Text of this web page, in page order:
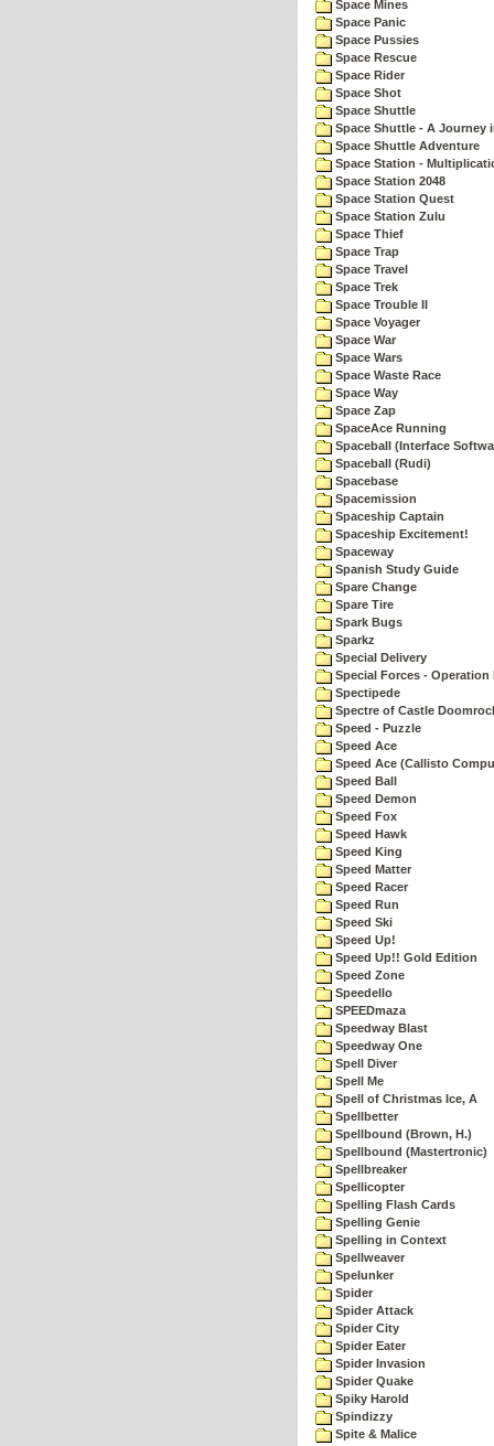
Space Mines
Space Panic
Space Pussies
Space Rescue
Space Rider
Space Shot
Space Shuttle
Space Shuttle - A Journey
Space Shuttle Adventure
Space Station -
Space Station 2048
Space Station Quest
Space Station Zulu
Space Thief
Space Trap
Space Travel
Space Trek
Space Trouble II
Space Voyager
Space War
Space Wars
Space Waste Race
Space Way
Space Zap
SpaceAce Running
Spaceball (Interface
Spaceball (Rudi)
Spacebase
Spacemission
Spaceship Captain
Spaceship Excitement!
Spaceway
Spanish Study Guide
Spare Change
Spare Tire
Spark Bugs
Sparkz
Special Delivery
Special Forces - Operation
Spectipede
Spectre of Castle
Speed - Puzzle
Speed Ace
Speed Ace (Callisto
Speed Ball
Speed Demon
Speed Fox
Speed Hawk
Speed King
Speed Matter
Speed Racer
Speed Run
Speed Ski
Speed Up!
Speed Up!! Gold Edition
Speed Zone
Speedello
SPEEDmaza
Speedway Blast
Speedway One
Spell Diver
Spell Me
Spell of Christmas Ice, A
Spellbetter
Spellbound (Brown, H.)
Spellbound (Mastertronic)
Spellbreaker
Spellicopter
Spelling Flash Cards
Spelling Genie
Spelling in Context
Spellweaver
Spelunker
Spider
Spider Attack
Spider City
Spider Eater
Spider Invasion
Spider Quake
Spiky Harold
Spindizzy
Spite & Malice